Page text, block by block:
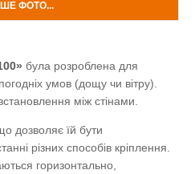
ФОТО...
була розроблена для
умов (дощу чи вітру).
між стінами.
дозволяє їй бути
різних способів кріплення.
горизонтально,